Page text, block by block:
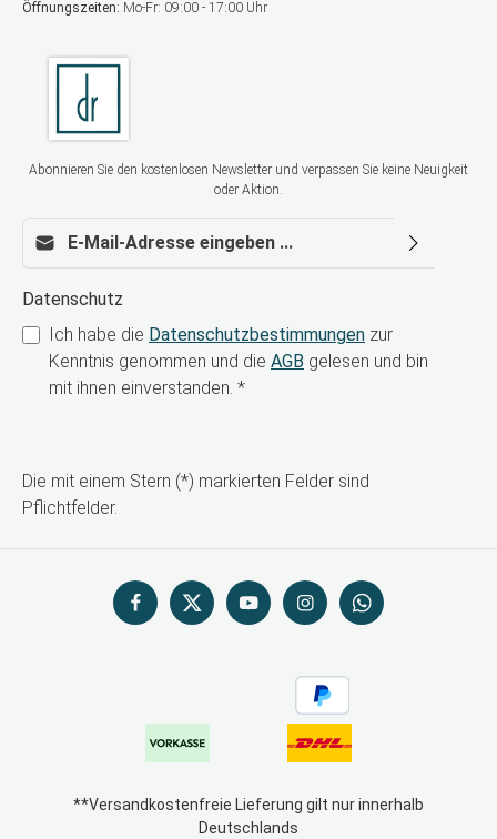
Öffnungszeiten: Mo-Fr: 09:00 - 17:00 Uhr
Abonnieren Sie den kostenlosen Newsletter und verpassen Sie keine Neuigkeit
oder Aktion.
Datenschutz
Ich habe die Datenschutzbestimmungen zur
Kenntnis genommen und die AGB gelesen und bin
mit ihnen einverstanden. *
Die mit einem Stern (*) markierten Felder sind
Pflichtfelder.
**Versandkostenfreie Lieferung gilt nur innerhalb
Deutschlands